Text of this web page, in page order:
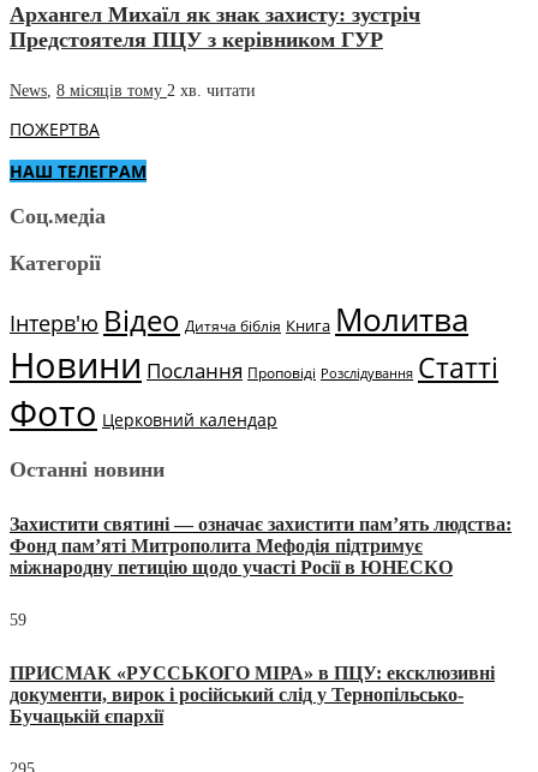
Архангел Михаїл як знак захисту: зустріч
Предстоятеля ПЦУ з керівником ГУР
News 8 місяців тому 2 хв. читати
ПОЖЕРТВА
НАШ ТЕЛЕГРАМ
Соц.медіа
Категорії
Інтерв'ю Відео Дитяча біблія Книга Молитва
Новини Послання Проповіді Розслідування Статті
Фото Церковний календар
Останні новини
Захистити святині — означає захистити пам’ять людства:
Фонд пам’яті Митрополита Мефодія підтримує
міжнародну петицію щодо участі Росії в ЮНЕСКО
59
ПРИСМАК «РУССЬКОГО МІРА» в ПЦУ: ексклюзивні
документи, вирок і російський слід у Тернопільсько-
Бучацькій єпархії